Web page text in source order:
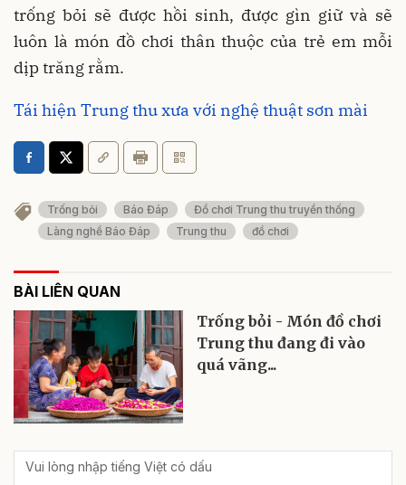
trống bỏi sẽ được hồi sinh, được gìn giữ và sẽ
luôn là món đồ chơi thân thuộc của trẻ em mỗi
dịp trăng rằm.
Tái hiện Trung thu xưa với nghệ thuật sơn mài
Trống bỏi Báo Đáp
Đồ chơi Trung thu truyền thống
Làng nghề Báo Đáp
Trung thu đồ chơi
BÀI LIÊN QUAN
Trống bỏi - Món đồ chơi
Trung thu đang đi vào
quá vãng...